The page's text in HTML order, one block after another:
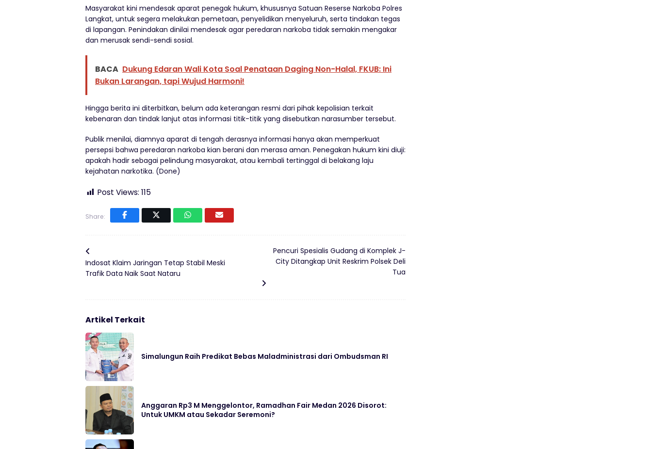
Masyarakat kini mendesak aparat penegak hukum, khususnya Satuan Reserse Narkoba Polres
Langkat, untuk segera melakukan pemetaan, penyelidikan menyeluruh, serta tindakan tegas
di lapangan. Penindakan dinilai mendesak agar peredaran narkoba tidak semakin mengakar
dan merusak sendi-sendi sosial.
BACA Dukung Edaran Wali Kota Soal Penataan Daging Non-Halal, FKUB: Ini
Bukan Larangan, tapi Wujud Harmoni!
Hingga berita ini diterbitkan, belum ada keterangan resmi dari pihak kepolisian terkait
kebenaran dan tindak lanjut atas informasi titik-titik yang disebutkan narasumber tersebut.
Publik menilai, diamnya aparat di tengah derasnya informasi hanya akan memperkuat
persepsi bahwa peredaran narkoba kian berani dan merasa aman. Penegakan hukum kini diuji:
apakah hadir sebagai pelindung masyarakat, atau kembali tertinggal di belakang laju
kejahatan narkotika. (Done)
Post Views: 115
Share:
Indosat Klaim Jaringan Tetap Stabil Meski
Trafik Data Naik Saat Nataru
Pencuri Spesialis Gudang di Komplek J-
City Ditangkap Unit Reskrim Polsek Deli
Tua
Artikel Terkait
Simalungun Raih Predikat Bebas Maladministrasi dari Ombudsman RI
Anggaran Rp3 M Menggelontor, Ramadhan Fair Medan 2026 Disorot:
Untuk UMKM atau Sekadar Seremoni?